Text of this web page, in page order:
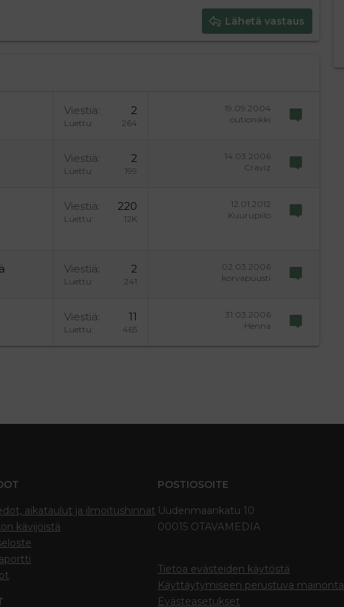
Lähetä vastaus
Viestiä 2
Luettu 264
19.09.2004
outionikki
Viestiä 2
Luettu 199
14.03.2006
Craviz
Viestiä 220
Luettu 12K
12.01.2012
Kuurupiilo
Viestiä 2
Luettu 241
02.03.2006
korvapuusti
Viestiä 11
Luettu 465
31.03.2006
Henna
aikataulut ja ilmoitushinnat
kävijöistä
POSTIOSOITE
Uudenmaankatu 10
00015 OTAVAMEDIA
Tietoa evästeiden käytöstä
Käyttäytymiseen perustuva mainonta
Evästeasetukset